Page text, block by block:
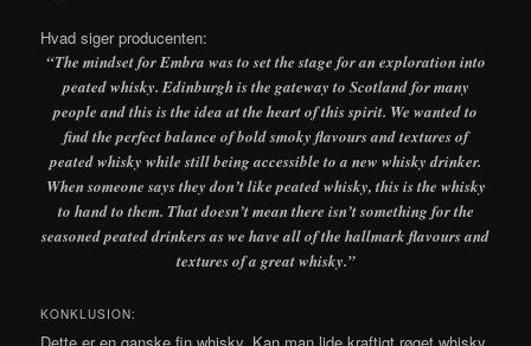
Hvad siger producenten:
“The mindset for Embra was to set the stage for an exploration into
peated whisky. Edinburgh is the gateway to Scotland for many
people and this is the idea at the heart of this spirit. We wanted to
find the perfect balance of bold smoky flavours and textures of
peated whisky while still being accessible to a new whisky drinker.
When someone says they don’t like peated whisky, this is the whisky
to hand to them. That doesn’t mean there isn’t something for the
seasoned peated drinkers as we have all of the hallmark flavours and
textures of a great whisky.”
KONKLUSION: